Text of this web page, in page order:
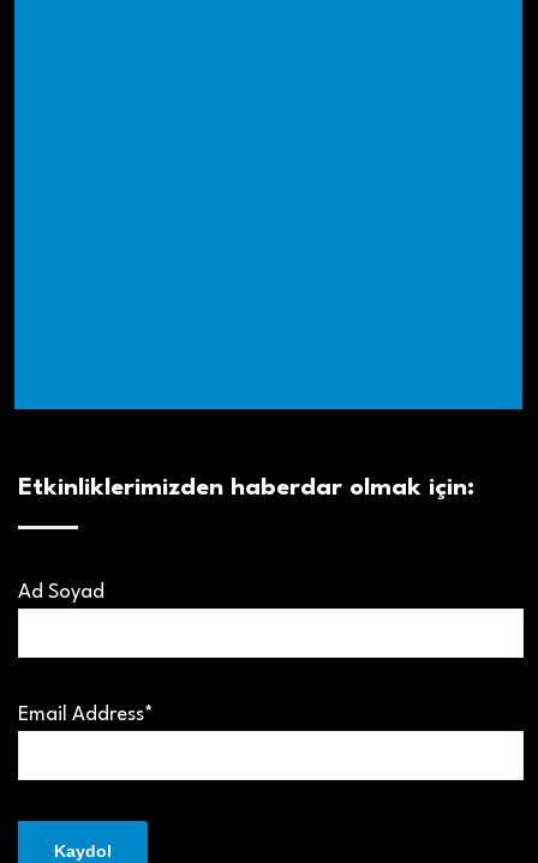
Etkinliklerimizden haberdar olmak için:
Ad Soyad
Email Address*